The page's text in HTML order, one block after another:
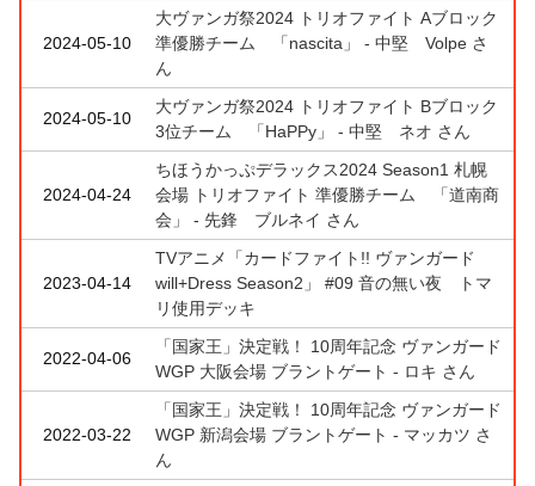
2024-05-10
大ヴァンガ祭2024 トリオファイト Aブロック
準優勝チーム 「nascita」 - 中堅 Volpe さ
ん
2024-05-10
大ヴァンガ祭2024 トリオファイト Bブロック
3位チーム 「HaPPy」 - 中堅 ネオ さん
2024-04-24
ちほうかっぷデラックス2024 Season1 札幌
会場 トリオファイト 準優勝チーム 「道南商
会」 - 先鋒 ブルネイ さん
2023-04-14
TVアニメ「カードファイト!! ヴァンガード
will+Dress Season2」 #09 音の無い夜 トマ
リ使用デッキ
2022-04-06
「国家王」決定戦！ 10周年記念 ヴァンガード
WGP 大阪会場 ブラントゲート - ロキ さん
2022-03-22
「国家王」決定戦！ 10周年記念 ヴァンガード
WGP 新潟会場 ブラントゲート - マッカツ さ
ん